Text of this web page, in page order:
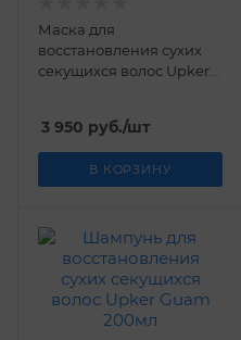
Маска для
восстановления сухих
секущихся волос Upker
3 950 руб./шт
В КОРЗИНУ